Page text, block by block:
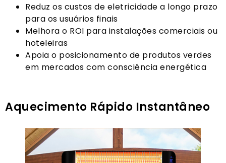
Reduz os custos de eletricidade a longo prazo
para os usuários finais
Melhora o ROI para instalações comerciais ou
hoteleiras
Apoia o posicionamento de produtos verdes
em mercados com consciência energética
Aquecimento Rápido Instantâneo